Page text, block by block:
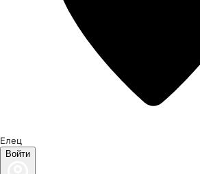
Елец
Войти